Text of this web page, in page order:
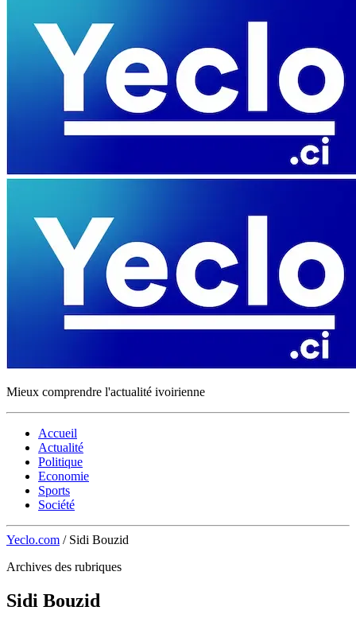
Mieux comprendre l'actualité ivoirienne
Accueil
Actualité
Politique
Economie
Sports
Société
Yeclo.com / Sidi Bouzid
Archives des rubriques
Sidi Bouzid